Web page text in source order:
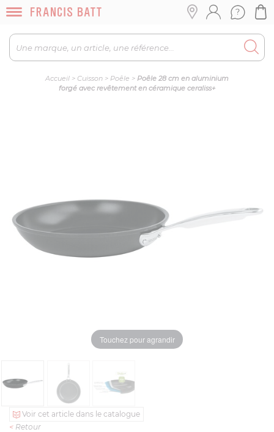
Accueil > Cuisson > Poêle > Poêle 28 cm en aluminium
forgé avec revêtement en céramique ceraliss+
Touchez pour agrandir
Voir cet article dans le catalogue
< Retour